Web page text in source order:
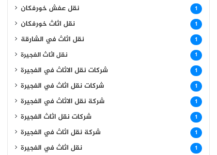
نقل عفش خورفكان 1
نقل اثاث خورفكان 1
نقل اثاث في الشارقة 1
نقل اثاث الفجيرة 1
شركات نقل الاثاث في الفجيرة 1
شركات نقل اثاث في الفجيرة 1
شركة نقل الاثاث في الفجيرة 1
شركات نقل اثاث الفجيرة 1
شركة نقل اثاث في الفجيرة 1
نقل اثاث في الفجيرة 1